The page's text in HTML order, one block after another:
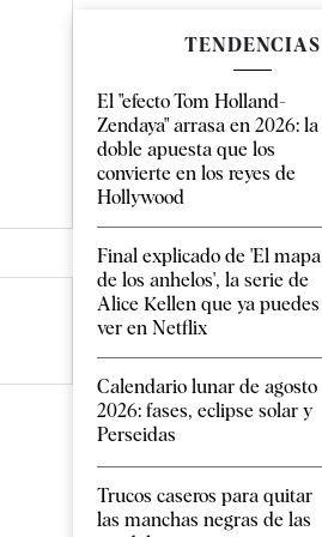
TENDENCIAS
El "efecto Tom Holland-
Zendaya" arrasa en 2026: la
doble apuesta que los
convierte en los reyes de
Hollywood
Final explicado de 'El mapa
de los anhelos', la serie de
Alice Kellen que ya puedes
ver en Netflix
Calendario lunar de agosto
2026: fases, eclipse solar y
Perseidas
Trucos caseros para quitar
las manchas negras de las